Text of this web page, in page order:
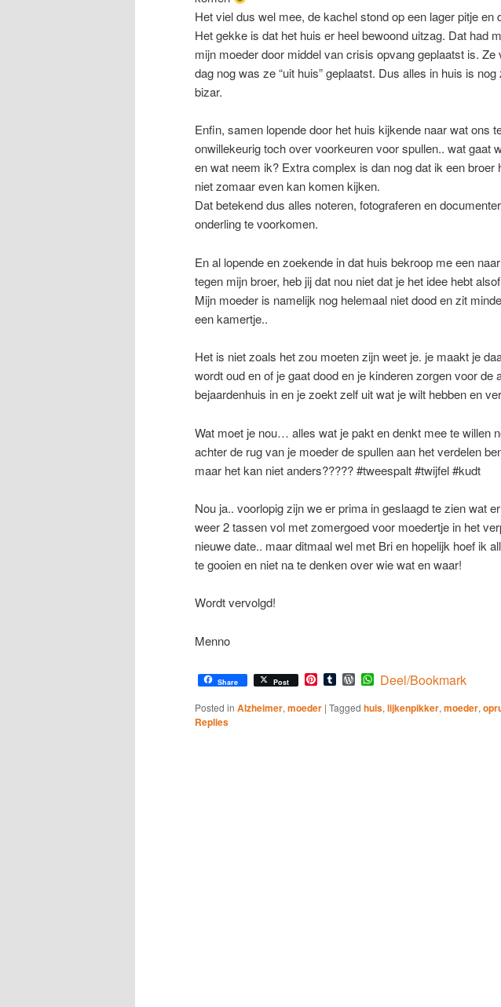
Het viel dus wel mee, de kachel stond op een lager pitje en
Het gekke is dat het huis er heel bewoond uitzag. Dat had
mijn moeder door middel van crisis opvang geplaatst is. Ze
dag nog was ze “uit huis” geplaatst. Dus alles in huis is
bizar.
Enfin, samen lopende door het huis kijkende naar wat ons
onwillekeurig toch over voorkeuren voor spullen.. wat gaat
en wat neem ik? Extra complex is dan nog dat ik een broer
niet zomaar even kan komen kijken.
Dat betekend dus alles noteren, fotograferen en
onderling te voorkomen.
En al lopende en zoekende in dat huis bekroop me een
tegen mijn broer, heb jij dat nou niet dat je het idee hebt
Mijn moeder is namelijk nog helemaal niet dood en zit
een kamertje..
Het is niet zoals het zou moeten zijn weet je. je maakt je
wordt oud en of je gaat dood en je kinderen zorgen voor de
bejaardenhuis in en je zoekt zelf uit wat je wilt hebben en
Wat moet je nou… alles wat je pakt en denkt mee te willen
achter de rug van je moeder de spullen aan het verdelen
maar het kan niet anders????? #tweespalt #twijfel #kudt
Nou ja.. voorlopig zijn we er prima in geslaagd te zien wat
weer 2 tassen vol met zomergoed voor moedertje in het
nieuwe date.. maar ditmaal wel met Bri en hopelijk hoef ik
te gooien en niet na te denken over wie wat en waar!
Wordt vervolgd!
Menno
Share Post Pinterest
TumblrWordPress
WhatsApp
Deel/Bookmark
Posted in Alzheimer, moeder | Tagged huis, lijkenpikker, moeder,
Replies